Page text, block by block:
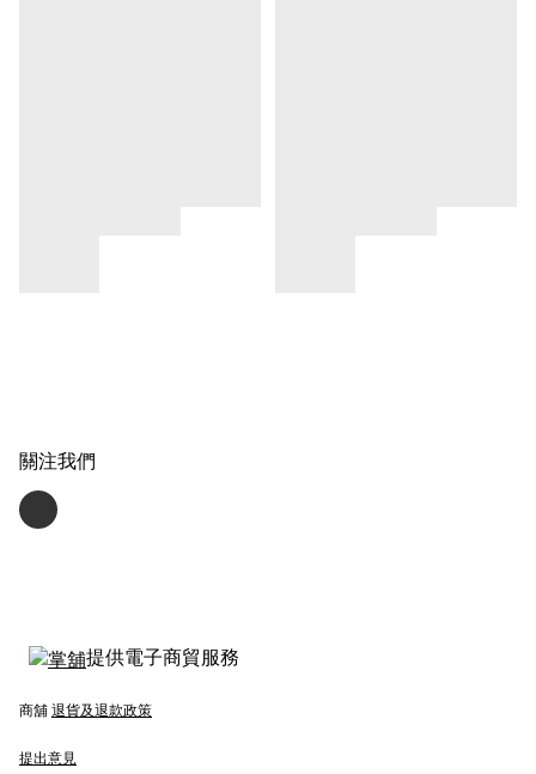
關注我們
提供電子商貿服務
商舖 退貨及退款政策
提出意見